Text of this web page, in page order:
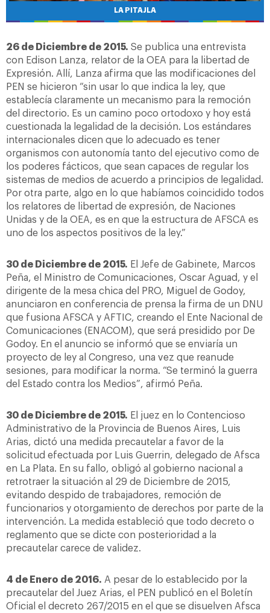
LA PITAJLA
26 de Diciembre de 2015. Se publica una entrevista
con Edison Lanza, relator de la OEA para la libertad de
Expresión. Allí, Lanza afirma que las modificaciones del
PEN se hicieron “sin usar lo que indica la ley, que
establecía claramente un mecanismo para la remoción
del directorio. Es un camino poco ortodoxo y hoy está
cuestionada la legalidad de la decisión. Los estándares
internacionales dicen que lo adecuado es tener
organismos con autonomía tanto del ejecutivo como de
los poderes fácticos, que sean capaces de regular los
sistemas de medios de acuerdo a principios de legalidad.
Por otra parte, algo en lo que habíamos coincidido todos
los relatores de libertad de expresión, de Naciones
Unidas y de la OEA, es en que la estructura de AFSCA es
uno de los aspectos positivos de la ley.”
30 de Diciembre de 2015. El Jefe de Gabinete, Marcos
Peña, el Ministro de Comunicaciones, Oscar Aguad, y el
dirigente de la mesa chica del PRO, Miguel de Godoy,
anunciaron en conferencia de prensa la firma de un DNU
que fusiona AFSCA y AFTIC, creando el Ente Nacional de
Comunicaciones (ENACOM), que será presidido por De
Godoy. En el anuncio se informó que se enviaría un
proyecto de ley al Congreso, una vez que reanude
sesiones, para modificar la norma. “Se terminó la guerra
del Estado contra los Medios”, afirmó Peña.
30 de Diciembre de 2015. El juez en lo Contencioso
Administrativo de la Provincia de Buenos Aires, Luis
Arias, dictó una medida precautelar a favor de la
solicitud efectuada por Luis Guerrin, delegado de Afsca
en La Plata. En su fallo, obligó al gobierno nacional a
retrotraer la situación al 29 de Diciembre de 2015,
evitando despido de trabajadores, remoción de
funcionarios y otorgamiento de derechos por parte de la
intervención. La medida estableció que todo decreto o
reglamento que se dicte con posterioridad a la
precautelar carece de validez.
4 de Enero de 2016. A pesar de lo establecido por la
precautelar del Juez Arias, el PEN publicó en el Boletín
Oficial el decreto 267/2015 en el que se disuelven Afsca